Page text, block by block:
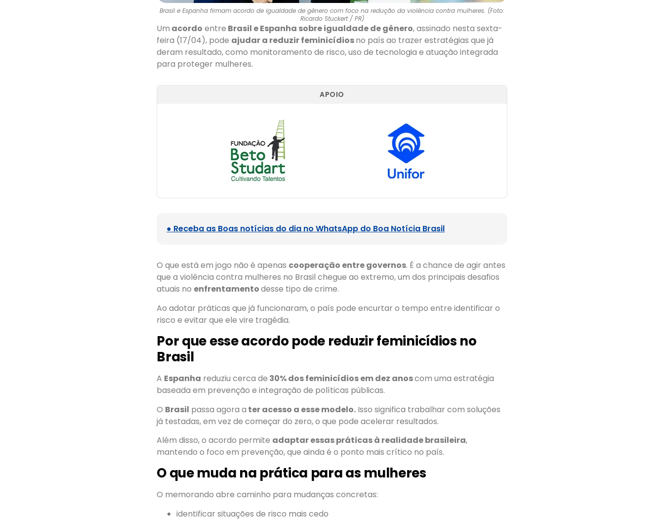
Brasil e Espanha firmam acordo de igualdade de gênero com foco na redução da violência contra mulheres. (Foto:
Ricardo Stuckert / PR)
Um acordo entre Brasil e Espanha sobre igualdade de gênero, assinado nesta sexta-
feira (17/04), pode ajudar a reduzir feminicídiosno país ao trazer estratégias que já
deram resultado, como monitoramento de risco, uso de tecnologia e atuação integrada
para proteger mulheres.
APOIO
● Receba as Boas notícias do dia no WhatsApp do Boa Notícia Brasil
O que está em jogo não é apenas cooperação entre governos. É a chance de agir antes
que a violência contra mulheres no Brasil chegue ao extremo, um dos principais desafios
atuais no enfrentamentodesse tipo de crime.
Ao adotar práticas que já funcionaram, o país pode encurtar o tempo entre identificar o
risco e evitar que ele vire tragédia.
Por que esse acordo pode reduzir feminicídios no
Brasil
A Espanha reduziu cerca de 30% dos feminicídios em dez anoscom uma estratégia
baseada em prevenção e integração de políticas públicas.
O Brasil passa agora a ter acesso a esse modelo. Isso significa trabalhar com soluções
já testadas, em vez de começar do zero, o que pode acelerar resultados.
Além disso, o acordo permite adaptar essas práticas à realidade brasileira,
mantendo o foco em prevenção, que ainda é o ponto mais crítico no país.
O que muda na prática para as mulheres
O memorando abre caminho para mudanças concretas:
identificar situações de risco mais cedo